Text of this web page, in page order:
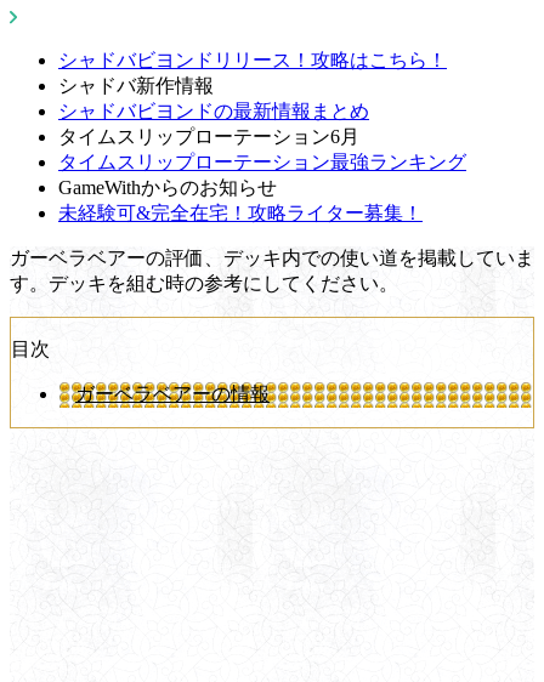
シャドバビヨンドリリース！攻略はこちら！
シャドバ新作情報
シャドバビヨンドの最新情報まとめ
タイムスリップローテーション6月
タイムスリップローテーション最強ランキング
GameWithからのお知らせ
未経験可&完全在宅！攻略ライター募集！
ガーベラベアーの評価、デッキ内での使い道を掲載していま
す。デッキを組む時の参考にしてください。
目次
ガーベラベアーの情報